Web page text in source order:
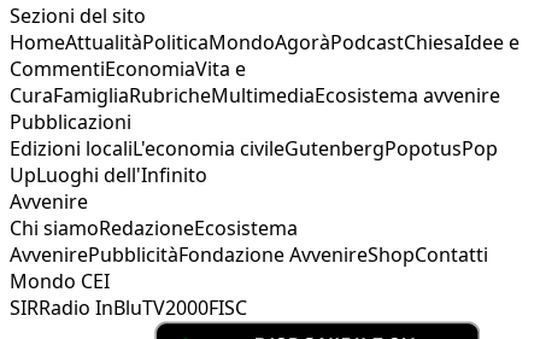
Sezioni del sito
HomeAttualitàPoliticaMondoAgoràPodcastChiesaIdee e
CommentiEconomiaVita e
CuraFamigliaRubricheMultimediaEcosistema avvenire
Pubblicazioni
Edizioni localiL'economia civileGutenbergPopotusPop
UpLuoghi dell'Infinito
Avvenire
Chi siamoRedazioneEcosistema
AvvenirePubblicitàFondazione AvvenireShopContatti
Mondo CEI
SIRRadio InBluTV2000FISC